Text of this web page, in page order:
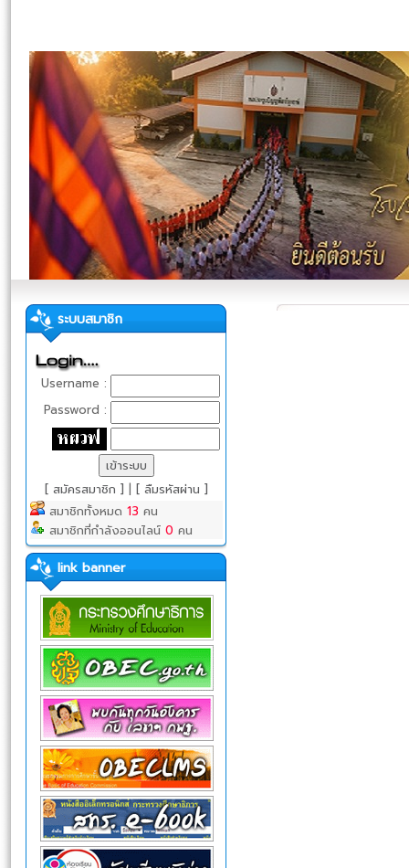
ระบบสมาชิก
Username :
Password :
[ สมัครสมาชิก ] | [ ลืมรหัสผ่าน ]
สมาชิกทั้งหมด 13 คน
สมาชิกที่กำลังออนไลน์ 0 คน
link banner